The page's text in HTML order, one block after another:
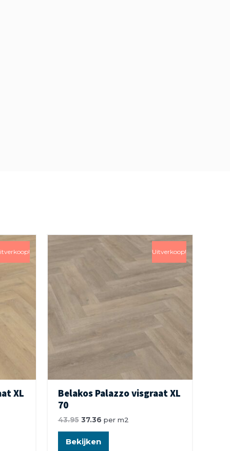
XL
Uitverkoop!
Belakos Palazzo visgraat XL
70
43.95 37.36 per m2
Bekijken